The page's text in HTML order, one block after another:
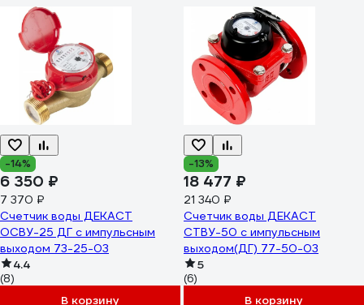
-14%
6 350 ₽
7 370 ₽
Счетчик воды ДЕКАСТ
ОСВУ-25 ДГ с импульсным
выходом 73-25-03
4.4
(8)
В корзину
-13%
18 477 ₽
21 340 ₽
Счетчик воды ДЕКАСТ
СТВУ-50 с импульсным
выходом(ДГ) 77-50-03
5
(6)
В корзину